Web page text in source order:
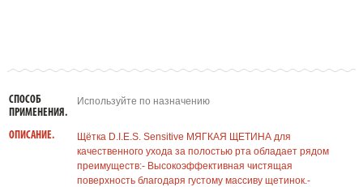
СПОСОБ
ПРИМЕНЕНИЯ.
Используйте по назначению
ОПИСАНИЕ.
Щётка D.I.E.S. Sensitive МЯГКАЯ ЩЕТИНА для
качественного ухода за полостью рта обладает рядом
преимуществ:- Высокоэффективная чистящая
поверхность благодаря густому массиву щетинок.-